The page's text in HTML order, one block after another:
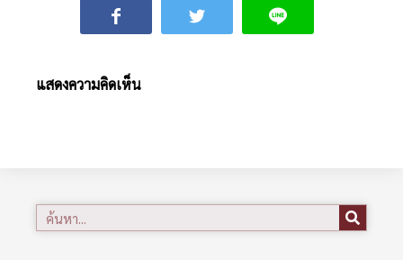
แสดงความคิดเห็น